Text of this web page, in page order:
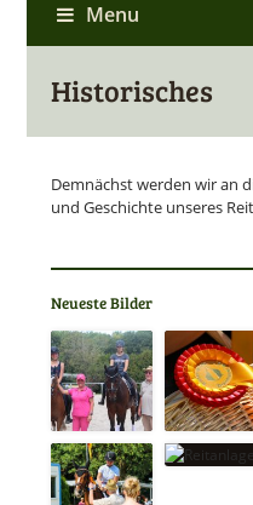
Menu
Historisches
Demnächst werden wir an
und Geschichte unseres
Neueste Bilder